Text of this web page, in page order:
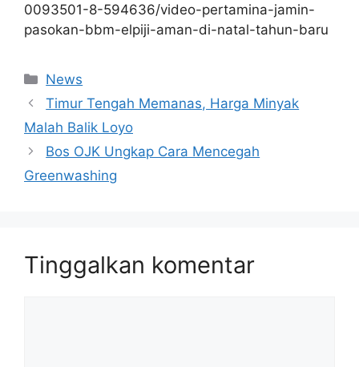
0093501-8-594636/video-pertamina-jamin-
pasokan-bbm-elpiji-aman-di-natal-tahun-baru
Kategori
News
Timur Tengah Memanas, Harga Minyak
Malah Balik Loyo
Bos OJK Ungkap Cara Mencegah
Greenwashing
Tinggalkan komentar